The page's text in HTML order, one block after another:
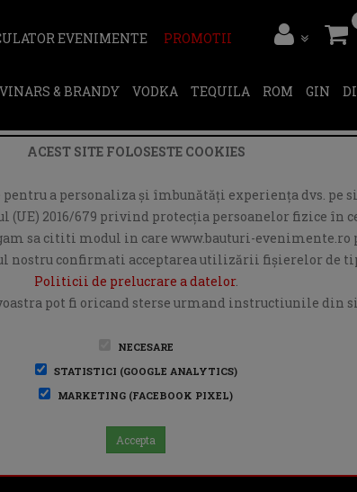
EVENIMENTE PROMOTII
VINARS & BRANDY VODKA TEQUILA ROM GIN
ACEST SITE FOLOSESTE COOKIES
a personaliza și îmbunătăți experiența dvs.
2016/679 privind protecția persoanelor fizice în
sa cititi modul in care www.bauturi-evenimente.ro
nostru confirmati acceptarea utilizării fişierelor de
Politicii de prelucrare a datelor.
pot fi oricand sterse urmand instructiunile din
NECESARE
STATISTICI (GOOGLE ANALYTICS)
MARKETING (FACEBOOK PIXEL)
Accepta